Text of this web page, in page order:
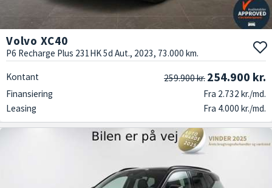
Volvo XC40
P6 Recharge Plus 231HK 5d Aut., 2023, 73.000 km.
Kontant 259.900 kr. 254.900 kr.
Finansiering
Fra 2.732 kr./md.
Leasing
Fra 4.000 kr./md.